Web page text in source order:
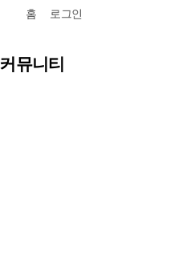
홈 로그인
커뮤니티